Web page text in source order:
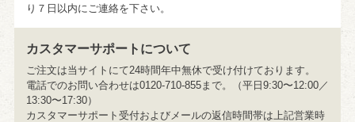
り７日以内にご連絡を下さい。
カスタマーサポートについて
ご注文は当サイトにて24時間年中無休で受け付けております。
電話でのお問い合わせは0120-710-855まで。（平日9:30〜12:00／
13:30〜17:30）
カスタマーサポート受付およびメールの返信時間帯は上記営業時